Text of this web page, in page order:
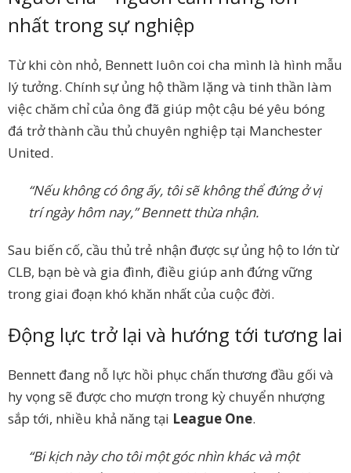
nhất trong sự nghiệp
Từ khi còn nhỏ, Bennett luôn coi cha mình là hình mẫu
lý tưởng. Chính sự ủng hộ thầm lặng và tinh thần làm
việc chăm chỉ của ông đã giúp một cậu bé yêu bóng
đá trở thành cầu thủ chuyên nghiệp tại Manchester
United.
“Nếu không có ông ấy, tôi sẽ không thể đứng ở vị
trí ngày hôm nay,” Bennett thừa nhận.
Sau biến cố, cầu thủ trẻ nhận được sự ủng hộ to lớn từ
CLB, bạn bè và gia đình, điều giúp anh đứng vững
trong giai đoạn khó khăn nhất của cuộc đời.
Động lực trở lại và hướng tới tương lai
Bennett đang nỗ lực hồi phục chấn thương đầu gối và
hy vọng sẽ được cho mượn trong kỳ chuyển nhượng
sắp tới, nhiều khả năng tại League One.
“Bi kịch này cho tôi một góc nhìn khác và một